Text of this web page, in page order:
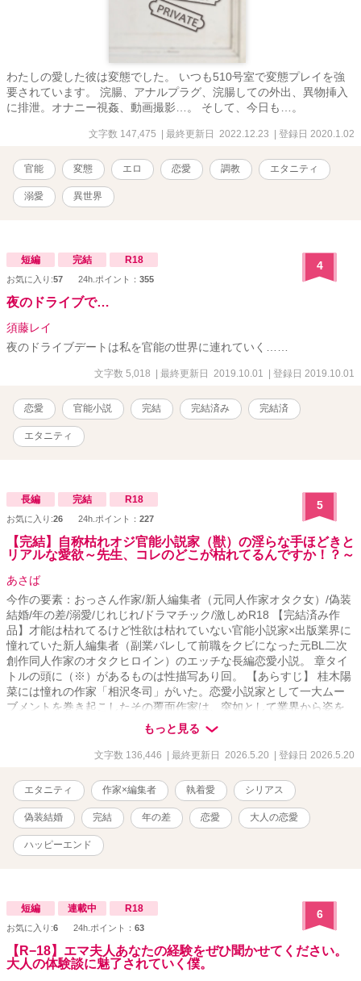
わたしの愛した彼は変態でした。 いつも510号室で変態プレイを強
要されています。 浣腸、アナルプラグ、浣腸しての外出、異物挿入
に排泄。オナニー視姦、動画撮影…。 そして、今日も…。
文字数 147,475 | 最終更新日 2022.12.23 | 登録日 2020.1.02
官能 変態 エロ 恋愛 調教 エタニティ
溺愛 異世界
短編 完結 R18
お気に入り:57 24h.ポイント： 355
4
夜のドライブで…
須藤レイ
夜のドライブデートは私を官能の世界に連れていく……
文字数 5,018 | 最終更新日 2019.10.01 | 登録日 2019.10.01
恋愛 官能小説 完結 完結済み 完結済
エタニティ
長編 完結 R18
お気に入り:26 24h.ポイント： 227
5
【完結】自称枯れオジ官能小説家（獣）の淫らな手ほどきと
リアルな愛欲～先生、コレのどこが枯れてるんですか！？～
あさば
今作の要素：おっさん作家/新人編集者（元同人作家オタク女）/偽装
結婚/年の差/溺愛/じれじれ/ドラマチック/激しめR18 【完結済み作
品】才能は枯れてるけど性欲は枯れていない官能小説家×出版業界に
憧れていた新人編集者（副業バレして前職をクビになった元BL二次
創作同人作家のオタクヒロイン）のエッチな長編恋愛小説。 章タイ
トルの頭に（※）があるものは性描写あり回。 【あらすじ】 桂木陽
菜には憧れの作家「相沢冬司」がいた。恋愛小説家として一大ムー
ブメントを巻き起こしたその覆面作家は、突如として業界から姿を
消した。時は過ぎ、陽菜は立派なオタク女子へ成長を遂げていた。
己のミスのせいで職場でオタバレ、同人作家バレのWパンチを喰ら
った陽菜は退職を余儀なくされる。 しかし友人のアシストのおかげ
イと思いきや…？ 陽菜に待っていたのは、「官能小説部門の新人編
集者」という、処女の彼女にとって知らないことだらけの淫靡で未
知な洗礼だった。 しかも担当作家として紹介された「相楽あおい」
という官能小説家は数日前に出会ったデリカシーのない軽率なオト
コで――！？ もうずっと作品を書いていない才能の枯れた官能小説
家が陽菜に提案したのは、「作品のために契約（同棲）をしない
い。それも、より詳細に。新作の参考にしたいんだよ。つまり俺と
しては、これは同意の上であり、れっきとした仕事。ＷＩＮ-ＷＩＮ
の提案だと思うんだが……どうだい？ お嬢さんよ」 ≪作品のため
ってそれって…それってまさか、この男にすべてを捧げるって
事！？≫ ギブ・アンド・テイクの秘密の同棲生活は、同時に不埒な
もっと見る
文字数 136,446 | 最終更新日 2026.5.20 | 登録日 2026.5.20
エタニティ 作家×編集者 執着愛 シリアス
偽装結婚 完結 年の差 恋愛 大人の恋愛
ハッピーエンド
短編 連載中 R18
お気に入り:6 24h.ポイント： 63
6
【R−18】エマ夫人あなたの経験をぜひ聞かせてください。
大人の体験談に魅了されていく僕。